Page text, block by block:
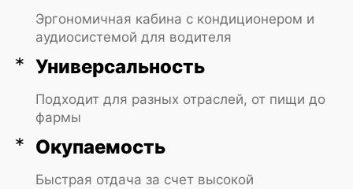
Эргономичная кабина с кондиционером и
аудиосистемой для водителя
Универсальность
Подходит для разных отраслей, от пищи до
фармы
Окупаемость
Быстрая отдача за счет высокой